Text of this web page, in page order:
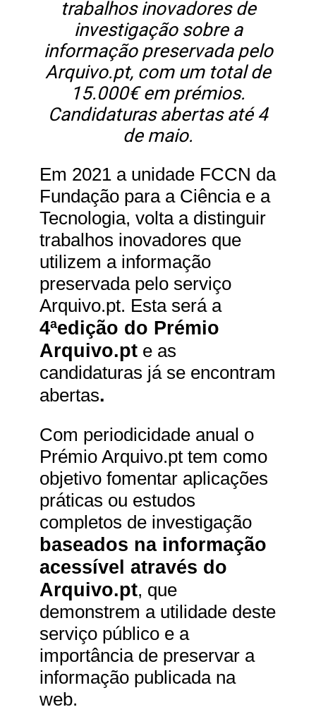
trabalhos inovadores de
investigação sobre a
informação preservada pelo
Arquivo.pt, com um total de
15.000€ em prémios.
Candidaturas abertas até 4
de maio.
Em 2021 a unidade FCCN da
Fundação para a Ciência e a
Tecnologia, volta a distinguir
trabalhos inovadores que
utilizem a informação
preservada pelo serviço
Arquivo.pt. Esta será a
4ªedição do Prémio
Arquivo.pt e as
candidaturas já se encontram
abertas.
Com periodicidade anual o
Prémio Arquivo.pt tem como
objetivo fomentar aplicações
práticas ou estudos
completos de investigação
baseados na informação
acessível através do
Arquivo.pt, que
demonstrem a utilidade deste
serviço público e a
importância de preservar a
informação publicada na
web.